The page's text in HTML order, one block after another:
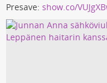
Presave: show.co/